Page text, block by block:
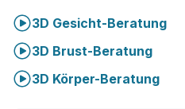
3D Gesicht-Beratung
3D Brust-Beratung
3D Körper-Beratung